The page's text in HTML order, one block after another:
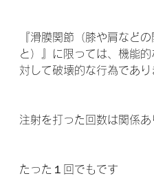
『滑膜関節（膝や肩などの
と）』に限っては、機能的
対して破壊的な行為であり
注射を打った回数は関係あ
たった１回でもです